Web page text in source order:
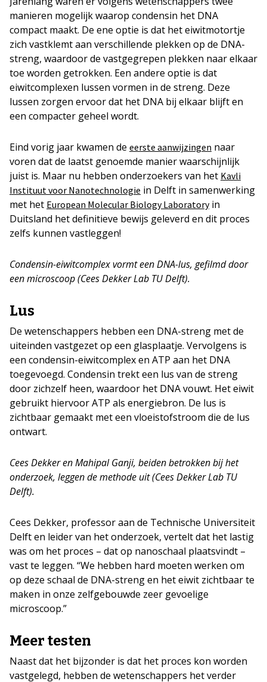
manieren mogelijk waarop condensin het DNA
compact maakt. De ene optie is dat het eiwitmotortje
zich vastklemt aan verschillende plekken op de DNA-
streng, waardoor de vastgegrepen plekken naar elkaar
toe worden getrokken. Een andere optie is dat
eiwitcomplexen lussen vormen in de streng. Deze
lussen zorgen ervoor dat het DNA bij elkaar blijft en
een compacter geheel wordt.
Eind vorig jaar kwamen de eerste aanwijzingen naar
voren dat de laatst genoemde manier waarschijnlijk
juist is. Maar nu hebben onderzoekers van het Kavli
Instituut voor Nanotechnologie in Delft in samenwerking
met het European Molecular Biology Laboratoryin
Duitsland het definitieve bewijs geleverd en dit proces
zelfs kunnen vastleggen!
Condensin-eiwitcomplex vormt een DNA-lus, gefilmd door
een microscoop (Cees Dekker Lab TU Delft).
Lus
De wetenschappers hebben een DNA-streng met de
uiteinden vastgezet op een glasplaatje. Vervolgens is
een condensin-eiwitcomplex en ATP aan het DNA
toegevoegd. Condensin trekt een lus van de streng
door zichzelf heen, waardoor het DNA vouwt. Het eiwit
gebruikt hiervoor ATP als energiebron. De lus is
zichtbaar gemaakt met een vloeistofstroom die de lus
ontwart.
Cees Dekker en Mahipal Ganji, beiden betrokken bij het
onderzoek, leggen de methode uit (Cees Dekker Lab TU
Delft).
Cees Dekker, professor aan de Technische Universiteit
Delft en leider van het onderzoek, vertelt dat het lastig
was om het proces – dat op nanoschaal plaatsvindt –
vast te leggen. “We hebben hard moeten werken om
op deze schaal de DNA-streng en het eiwit zichtbaar te
maken in onze zelfgebouwde zeer gevoelige
microscoop.”
Meer testen
Naast dat het bijzonder is dat het proces kon worden
vastgelegd, hebben de wetenschappers het verder